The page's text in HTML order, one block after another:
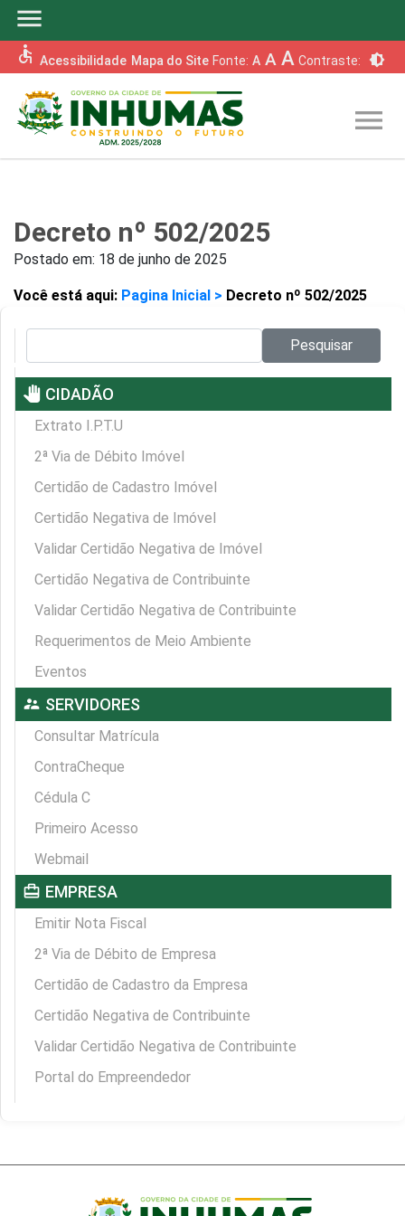
menu
accessible Acessibilidade Mapa do Site Fonte: A A A Contraste: brightness_6
menu
Decreto nº 502/2025
Postado em: 18 de junho de 2025
Você está aqui: Pagina Inicial > Decreto nº 502/2025
Pesquisar
pan_tool CIDADÃO
Extrato I.P.T.U
2ª Via de Débito Imóvel
Certidão de Cadastro Imóvel
Certidão Negativa de Imóvel
Validar Certidão Negativa de Imóvel
Certidão Negativa de Contribuinte
Validar Certidão Negativa de Contribuinte
Requerimentos de Meio Ambiente
Eventos
supervisor_account SERVIDORES
Consultar Matrícula
ContraCheque
Cédula C
Primeiro Acesso
Webmail
card_travel EMPRESA
Emitir Nota Fiscal
2ª Via de Débito de Empresa
Certidão de Cadastro da Empresa
Certidão Negativa de Contribuinte
Validar Certidão Negativa de Contribuinte
Portal do Empreendedor